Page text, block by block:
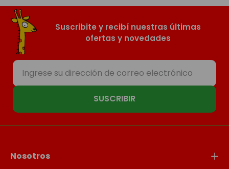
Suscribite y recibí nuestras últimas
ofertas y novedades
SUSCRIBIR
Nosotros